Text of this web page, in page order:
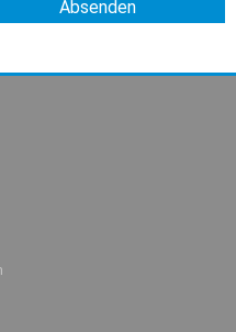
Absenden